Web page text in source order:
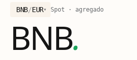
BNB/EUR▾ Spot · agregado
BNB.